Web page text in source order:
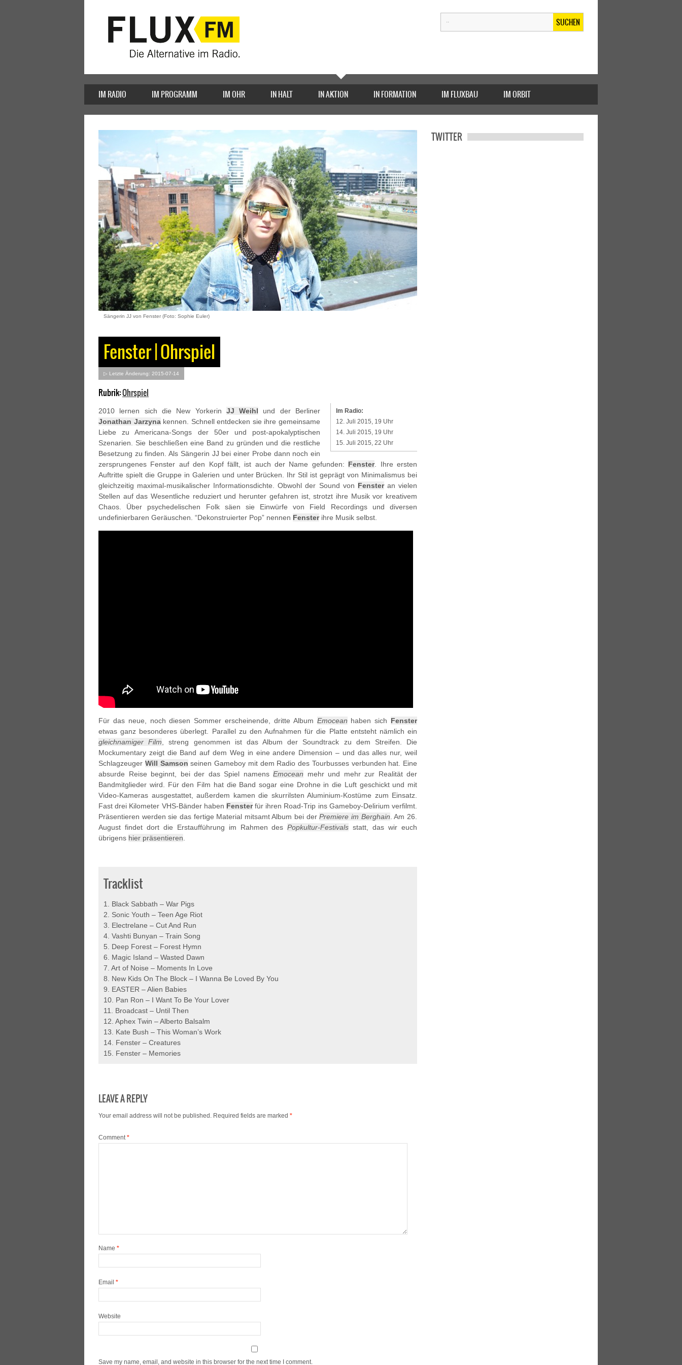
SUCHEN
IM RADIO IM PROGRAMM IM OHR IN HALT IN AKTION IN FORMATION IM FLUXBAU IM ORBIT
Sängerin JJ von Fenster (Foto: Sophie Euler)
Fenster | Ohrspiel
▷ Letzte Änderung: 2015-07-14
Rubrik:Ohrspiel
Im Radio:
12. Juli 2015, 19 Uhr
14. Juli 2015, 19 Uhr
15. Juli 2015, 22 Uhr
2010 lernen sich die New Yorkerin JJ Weihl und der Berliner
Jonathan Jarzynakennen. Schnell entdecken sie ihre gemeinsame
Liebe zu Americana-Songs der 50er und post-apokalyptischen
Szenarien. Sie beschließen eine Band zu gründen und die restliche
Besetzung zu finden. Als Sängerin JJ bei einer Probe dann noch ein
zersprungenes Fenster auf den Kopf fällt, ist auch der Name gefunden: Fenster. Ihre ersten
Auftritte spielt die Gruppe in Galerien und unter Brücken. Ihr Stil ist geprägt von Minimalismus bei
gleichzeitig maximal-musikalischer Informationsdichte. Obwohl der Sound von Fensteran vielen
Stellen auf das Wesentliche reduziert und herunter gefahren ist, strotzt ihre Musik vor kreativem
Chaos. Über psychedelischen Folk säen sie Einwürfe von Field Recordings und diversen
undefinierbaren Geräuschen. “Dekonstruierter Pop” nennen Fensterihre Musik selbst.
Für das neue, noch diesen Sommer erscheinende, dritte Album Emocean haben sich Fenster
etwas ganz besonderes überlegt. Parallel zu den Aufnahmen für die Platte entsteht nämlich ein
gleichnamiger Film , streng genommen ist das Album der Soundtrack zu dem Streifen. Die
Mockumentary zeigt die Band auf dem Weg in eine andere Dimension – und das alles nur, weil
Schlagzeuger Will Samson seinen Gameboy mit dem Radio des Tourbusses verbunden hat. Eine
absurde Reise beginnt, bei der das Spiel namens Emocean mehr und mehr zur Realität der
Bandmitglieder wird. Für den Film hat die Band sogar eine Drohne in die Luft geschickt und mit
Video-Kameras ausgestattet, außerdem kamen die skurrilsten Aluminium-Kostüme zum Einsatz.
Fast drei Kilometer VHS-Bänder haben Fensterfür ihren Road-Trip ins Gameboy-Delirium verfilmt.
Präsentieren werden sie das fertige Material mitsamt Album bei derPremiere im Berghain . Am 26.
August findet dort die Erstaufführung im Rahmen desPopkultur-Festivals statt, das wir euch
übrigens hier präsentieren
Tracklist
1. Black Sabbath – War Pigs
2. Sonic Youth – Teen Age Riot
3. Electrelane – Cut And Run
4. Vashti Bunyan – Train Song
5. Deep Forest – Forest Hymn
6. Magic Island – Wasted Dawn
7. Art of Noise – Moments In Love
8. New Kids On The Block – I Wanna Be Loved By You
9. EASTER – Alien Babies
10. Pan Ron – I Want To Be Your Lover
11. Broadcast – Until Then
12. Aphex Twin – Alberto Balsalm
13. Kate Bush – This Woman’s Work
14. Fenster – Creatures
15. Fenster – Memories
LEAVE A REPLY
Your email address will not be published. Required fields are marked *
Comment*
Name *
Email *
Website
Save my name, email, and website in this browser for the next time I comment.
TWITTER